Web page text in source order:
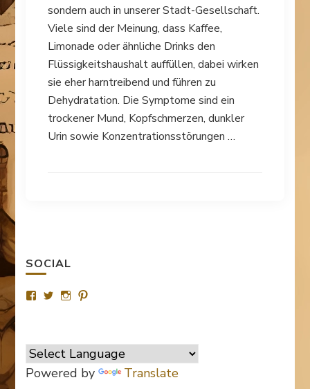
sondern auch in unserer Stadt-Gesellschaft.
Viele sind der Meinung, dass Kaffee,
Limonade oder ähnliche Drinks den
Flüssigkeitshaushalt auffüllen, dabei wirken
sie eher harntreibend und führen zu
Dehydratation. Die Symptome sind ein
trockener Mund, Kopfschmerzen, dunkler
Urin sowie Konzentrationsstörungen …
SOCIAL
Profil
anzeigen
Profil
anzeigen
Profil
anzeigen
Pinterest
anzeigen
Powered by Translate